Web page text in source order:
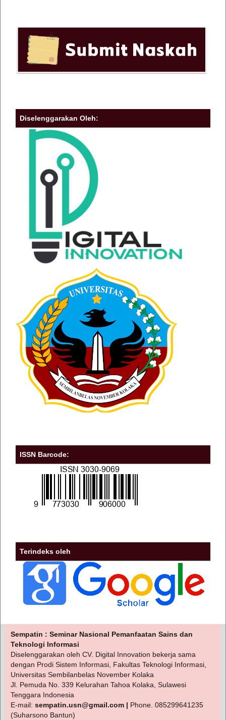
Diselenggarakan Oleh:
ISSN Barcode:
Terindeks oleh
Sempatin : Seminar Nasional Pemanfaatan Sains dan
Teknologi Informasi
Diselenggarakan oleh CV. Digital Innovation bekerja sama
dengan Prodi Sistem Informasi, Fakultas Teknologi Informasi,
Universitas Sembilanbelas November Kolaka
Jl. Pemuda No. 339 Kelurahan Tahoa Kolaka, Sulawesi
Tenggara Indonesia
E-mail: sempatin.usn@gmail.com | Phone. 085299641235
(Suharsono Bantun)